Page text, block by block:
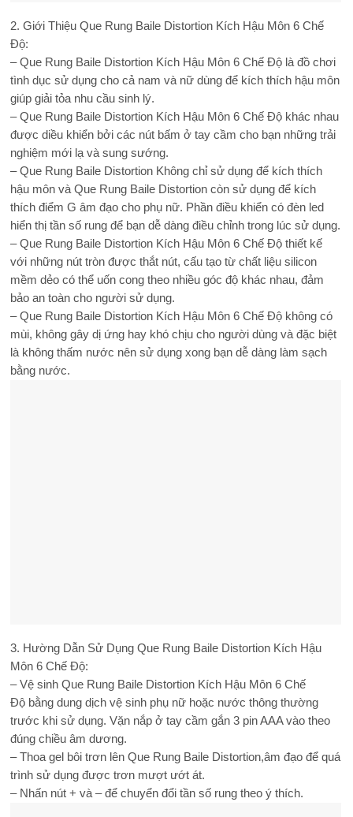
2. Giới Thiệu Que Rung Baile Distortion Kích Hậu Môn 6 Chế
Độ:
– Que Rung Baile Distortion Kích Hậu Môn 6 Chế Độ là đồ chơi
tình dục sử dụng cho cả nam và nữ dùng để kích thích hậu môn
giúp giải tỏa nhu cầu sinh lý.
– Que Rung Baile Distortion Kích Hậu Môn 6 Chế Độ khác nhau
được diều khiển bởi các nút bấm ở tay cầm cho bạn những trải
nghiệm mới lạ và sung sướng.
– Que Rung Baile Distortion Không chỉ sử dụng để kích thích
hậu môn và Que Rung Baile Distortion còn sử dụng để kích
thích điểm G âm đạo cho phụ nữ. Phần điều khiển có đèn led
hiển thị tần số rung để bạn dễ dàng điều chỉnh trong lúc sử dụng.
– Que Rung Baile Distortion Kích Hậu Môn 6 Chế Độ thiết kế
với những nút tròn được thắt nút, cấu tạo từ chất liệu silicon
mềm dẻo có thể uốn cong theo nhiều góc độ khác nhau, đảm
bảo an toàn cho người sử dụng.
– Que Rung Baile Distortion Kích Hậu Môn 6 Chế Độ không có
mùi, không gây dị ứng hay khó chịu cho người dùng và đặc biệt
là không thấm nước nên sử dụng xong bạn dễ dàng làm sạch
bằng nước.
3. Hường Dẫn Sử Dụng Que Rung Baile Distortion Kích Hậu
Môn 6 Chế Độ:
– Vệ sinh Que Rung Baile Distortion Kích Hậu Môn 6 Chế
Độ bằng dung dịch vệ sinh phụ nữ hoặc nước thông thường
trước khi sử dụng. Vặn nắp ở tay cầm gắn 3 pin AAA vào theo
đúng chiều âm dương.
– Thoa gel bôi trơn lên Que Rung Baile Distortion,âm đạo để quá
trình sử dụng được trơn mượt ướt át.
– Nhấn nút + và – để chuyển đổi tần số rung theo ý thích.